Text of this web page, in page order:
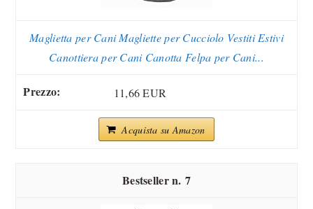
Maglietta per Cani Magliette per Cucciolo Vestiti Estivi
Canottiera per Cani Canotta Felpa per Cani...
11,66 EUR
Acquista su Amazon
7